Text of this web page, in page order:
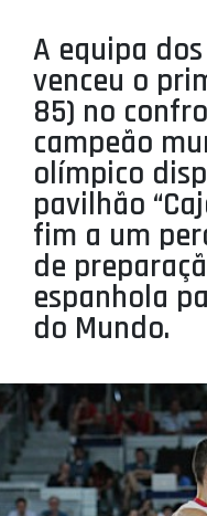
AGENTES
AGENDA
SELEÇÕES
MINIBASQUETE
ÁREA TÉCNICA
PROJETOS
LIGA BETCLIC
LIGA BETCLIC
A equipa
venceu o
85) no
campeão
olímpico
pavilhão
fim a um
de
espanhola
do Mundo.